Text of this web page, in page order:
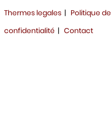
Thermes legales | Politique de
confidentialité | Contact